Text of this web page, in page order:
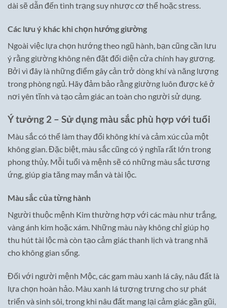
dài sẽ dẫn đến tình trạng suy nhược cơ thể hoặc stress.
Các lưu ý khác khi chọn hướng giường
Ngoài việc lựa chọn hướng theo ngũ hành, bạn cũng cần lưu
ý rằng giường không nên đặt đối diện cửa chính hay gương.
Bởi vì đây là những điểm gây cản trở dòng khí và năng lượng
trong phòng ngủ. Hãy đảm bảo rằng giường luôn được kê ở
nơi yên tĩnh và tạo cảm giác an toàn cho người sử dụng.
Ý tưởng 2 – Sử dụng màu sắc phù hợp với tuổi
Màu sắc có thể làm thay đổi không khí và cảm xúc của một
không gian. Đặc biệt, màu sắc cũng có ý nghĩa rất lớn trong
phong thủy. Mỗi tuổi và mệnh sẽ có những màu sắc tương
ứng, giúp gia tăng may mắn và tài lộc.
Màu sắc của từng hành
Người thuộc mệnh Kim thường hợp với các màu như trắng,
vàng ánh kim hoặc xám. Những màu này không chỉ giúp họ
thu hút tài lộc mà còn tạo cảm giác thanh lịch và trang nhã
cho không gian sống.
Đối với người mệnh Mộc, các gam màu xanh lá cây, nâu đất là
lựa chọn hoàn hảo. Màu xanh lá tượng trưng cho sự phát
triển và sinh sôi, trong khi nâu đất mang lại cảm giác gần gũi,